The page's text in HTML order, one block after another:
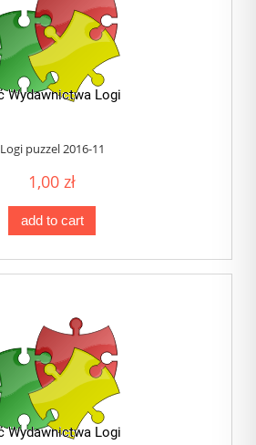
Logi puzzel 2016-11
1,00 zł
add to cart